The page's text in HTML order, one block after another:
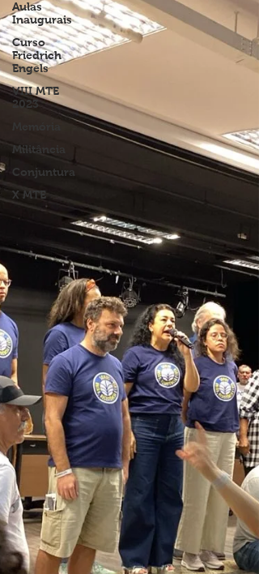
Aulas
Inaugurais
Curso
Friedrich
Engels
VIII MTE
2023
Memória
Militância
Conjuntura
X MTE